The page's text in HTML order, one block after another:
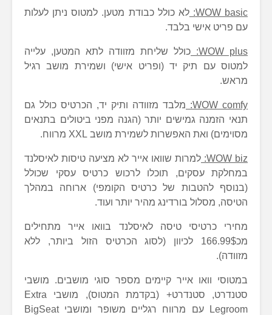
WOW basic:
לא כולל כבודת מטען. למטוס ניתן לעלות
עם פריט אישי בלבד.
WOW plus:
כולל שליחת מזוודה לתא המטען, עלייה
למטוס עם תיק יד (ופריט אישי) ושמירת מושב רגיל
מראש.
WOW comfy:
מלבד מזוודה ותיק יד, הכרטיס כולל גם
תנאי הזמנה גמישים יותר (הגנה מפני ביטולים בתנאים
מסוימים) ואת האפשרות לשמירת מושב XXL מרווח.
WOW biz: למרות שוואו אייר לא מציעה טיסות לאיסלנד
במחלקת עסקים, תוכלו לרכוש כרטיס עסקי שכולל
(בנוסף להטבות של כרטיס הקומפי) ארוחה במהלך
הטיסה, מסלול בורדינג מהיר יותר ועוד.
מחירי כרטיסי טיסה לאיסלנד בוואו אייר מתחילים
מכ166.99$ לכיוון (לסוג הכרטיס הזול ביותר, ללא
מזוודה).
במטוסי וואו אייר קיימים מספר סוגי מושבים. מושבי
סטנדרט, סטנדרט+ (בקדמת המטוס), מושבי Extra
Legroom עם מרווח רגליים משופר ומושבי BigSeat